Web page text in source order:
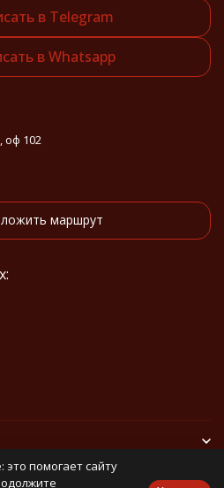
в Telegram
в Whatsapp
оф 102
маршрут
помогает сайту